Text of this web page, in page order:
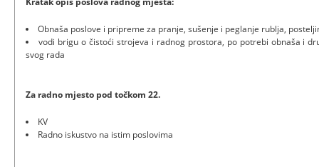
Obnaša poslove i pripreme za pranje, sušenje i peglanje rublja,
vodi brigu o čistoći strojeva i radnog prostora, po potrebi obnaša i
svog rada
Za radno mjesto pod točkom 22.
KV
Radno iskustvo na istim poslovima